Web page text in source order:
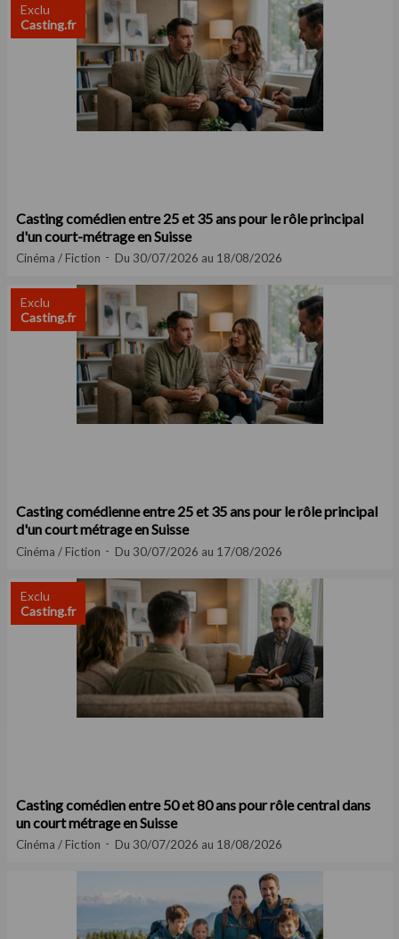
Exclu
Casting.fr
Casting comédien entre 25 et 35 ans pour le rôle principal
d'un court-métrage en Suisse
Cinéma / Fiction Du 30/07/2026 au 18/08/2026
Exclu
Casting.fr
Casting comédienne entre 25 et 35 ans pour le rôle principal
d'un court métrage en Suisse
Cinéma / Fiction Du 30/07/2026 au 17/08/2026
Exclu
Casting.fr
Casting comédien entre 50 et 80 ans pour rôle central dans
un court métrage en Suisse
Cinéma / Fiction Du 30/07/2026 au 18/08/2026